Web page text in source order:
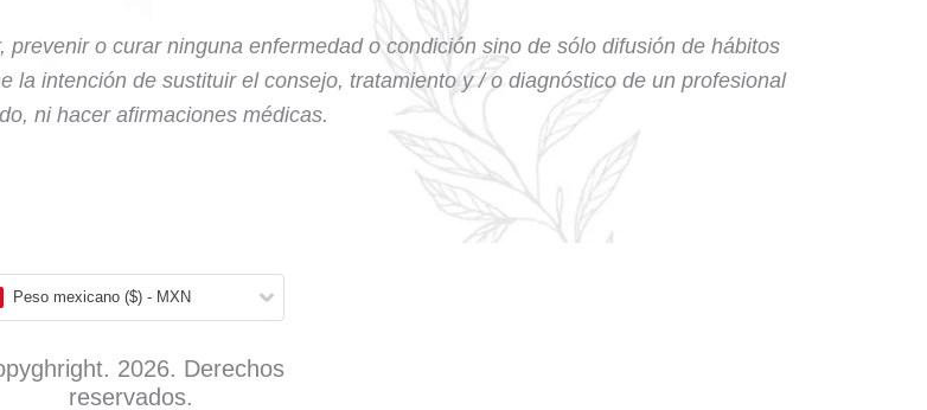
o curar ninguna enfermedad o condición sino de sólo difusión de hábitos
la intención de sustituir el consejo, tratamiento y / o diagnóstico de un profesional
ni hacer afirmaciones médicas.
Peso mexicano ($) - MXN
2026. Derechos
reservados.